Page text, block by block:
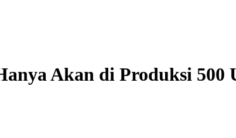
Akan di Produksi 500